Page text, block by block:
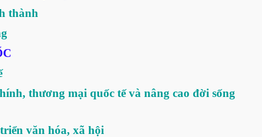
thành
thương mại quốc tế và nâng cao đời sống
văn hóa, xã hội